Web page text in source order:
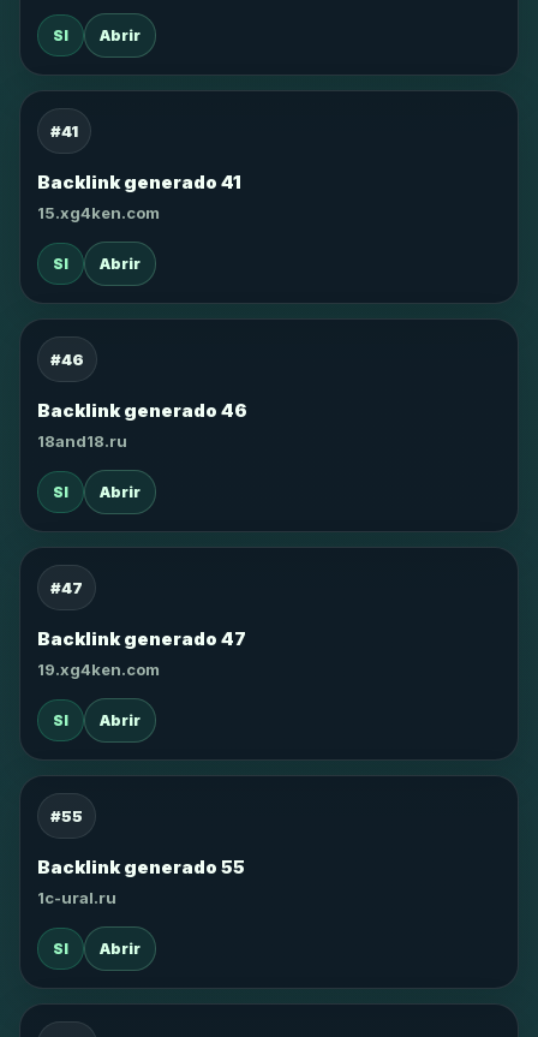
SI Abrir
#41
Backlink generado 41
15.xg4ken.com
SI Abrir
#46
Backlink generado 46
18and18.ru
SI Abrir
#47
Backlink generado 47
19.xg4ken.com
SI Abrir
#55
Backlink generado 55
1c-ural.ru
SI Abrir